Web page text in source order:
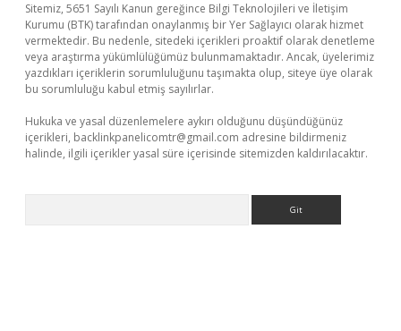
Sitemiz, 5651 Sayılı Kanun gereğince Bilgi Teknolojileri ve İletişim
Kurumu (BTK) tarafından onaylanmış bir Yer Sağlayıcı olarak hizmet
vermektedir. Bu nedenle, sitedeki içerikleri proaktif olarak denetleme
veya araştırma yükümlülüğümüz bulunmamaktadır. Ancak, üyelerimiz
yazdıkları içeriklerin sorumluluğunu taşımakta olup, siteye üye olarak
bu sorumluluğu kabul etmiş sayılırlar.
Hukuka ve yasal düzenlemelere aykırı olduğunu düşündüğünüz
içerikleri, backlinkpanelicomtr@gmail.com adresine bildirmeniz
halinde, ilgili içerikler yasal süre içerisinde sitemizden kaldırılacaktır.